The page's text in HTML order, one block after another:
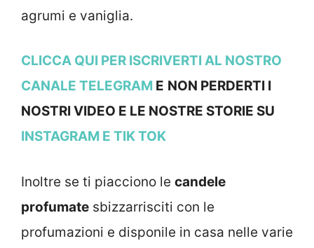
agrumi e vaniglia.
CLICCA QUI PER ISCRIVERTI AL NOSTRO
CANALE TELEGRAM E NON PERDERTI I
NOSTRI VIDEO E LE NOSTRE STORIE SU
INSTAGRAM E TIK TOK
Inoltre se ti piacciono le candele
profumate sbizzarrisciti con le
profumazioni e disponile in casa nelle varie